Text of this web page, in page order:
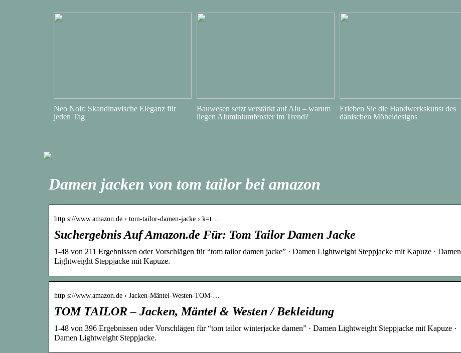
Neo Noir: Skandinavische Eleganz für
jeden Tag
Bauwesen setzt verstärkt auf Alu – warum
liegen Aluminiumfenster im Trend?
Erleben Sie die Handwerkskunst des
dänischen Möbeldesigns
Damen jacken von tom tailor bei amazon
http s://www.amazon.de › tom-tailor-damen-jacke › k=t…
Suchergebnis Auf Amazon.de Für: Tom Tailor Damen Jacke
1-48 von 211 Ergebnissen oder Vorschlägen für “tom tailor damen jacke” · Damen Lightweight Steppjacke mit Kapuze · Damen
Lightweight Steppjacke mit Kapuze.
http s://www.amazon.de › Jacken-Mäntel-Westen-TOM-…
TOM TAILOR – Jacken, Mäntel & Westen / Bekleidung
1-48 von 396 Ergebnissen oder Vorschlägen für “tom tailor winterjacke damen” · Damen Lightweight Steppjacke mit Kapuze ·
Damen Lightweight Steppjacke.